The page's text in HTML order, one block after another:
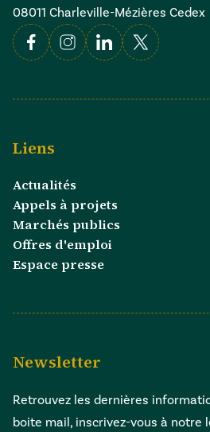
08011 Charleville-Mézières Cedex
FacebookInstagramLinkedin
X
Liens
Actualités
Appels à projets
Marchés publics
Offres d'emploi
Espace presse
Newsletter
Retrouvez les dernières
boite mail, inscrivez-vous à notre